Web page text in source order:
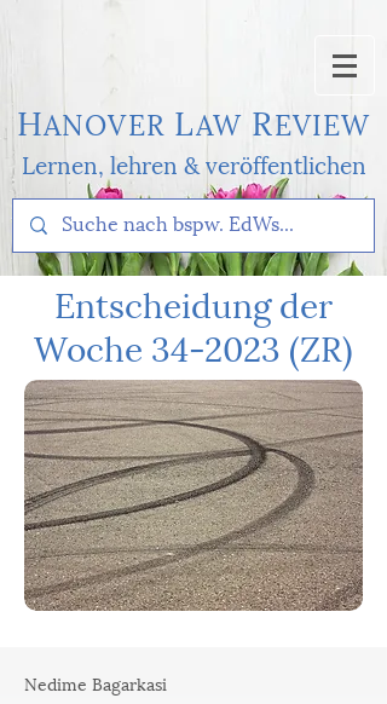
HANOVER LAWREVIEW
Lernen, lehren & veröffentlichen
Entscheidung der
Woche 34-2023 (ZR)
Nedime Bagarkasi